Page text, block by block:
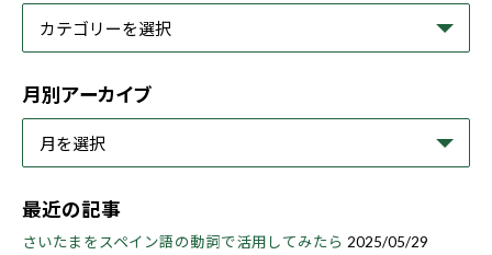
月別アーカイブ
最近の記事
さいたまをスペイン語の動詞で活用してみたら 2025/05/29